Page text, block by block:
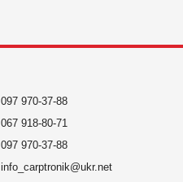
097 970-37-88
067 918-80-71
097 970-37-88
info_carptronik@ukr.net